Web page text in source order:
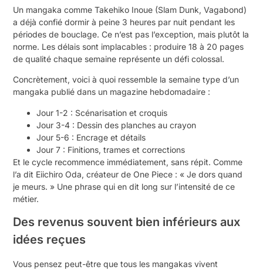
Un mangaka comme Takehiko Inoue (Slam Dunk, Vagabond)
a déjà confié dormir à peine 3 heures par nuit pendant les
périodes de bouclage. Ce n’est pas l’exception, mais plutôt la
norme. Les délais sont implacables : produire 18 à 20 pages
de qualité chaque semaine représente un défi colossal.
Concrètement, voici à quoi ressemble la semaine type d’un
mangaka publié dans un magazine hebdomadaire :
Jour 1-2 : Scénarisation et croquis
Jour 3-4 : Dessin des planches au crayon
Jour 5-6 : Encrage et détails
Jour 7 : Finitions, trames et corrections
Et le cycle recommence immédiatement, sans répit. Comme
l’a dit Eiichiro Oda, créateur de One Piece : « Je dors quand
je meurs. » Une phrase qui en dit long sur l’intensité de ce
métier.
Des revenus souvent bien inférieurs aux
idées reçues
Vous pensez peut-être que tous les mangakas vivent